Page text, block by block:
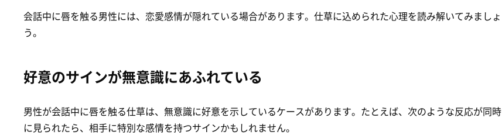
会話中に唇を触る男性には、恋愛感情が隠れている場合があります。仕草に込められた心理を読み解いてみましょ
う。
好意のサインが無意識にあふれている
男性が会話中に唇を触る仕草は、無意識に好意を示しているケースがあります。たとえば、次のような反応が同時
に見られたら、相手に特別な感情を持つサインかもしれません。